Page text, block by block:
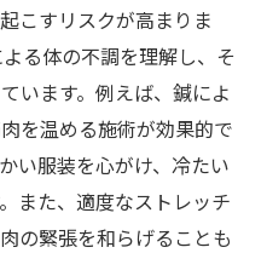
こすリスクが高まりま
る体の不調を理解し、そ
います。例えば、鍼によ
を温める施術が効果的で
い服装を心がけ、冷たい
また、適度なストレッチ
の緊張を和らげることも